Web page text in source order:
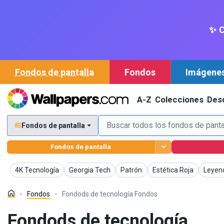
✨
Fondos de pantalla Fondos
A-Z Colecciones
Fondos de pantalla
Fondos de pantalla
4K Tecnología
Fondos Georgia Tech
Fondos Patrón
Fondos Estética Roja
Fondos
Fondos Fondods de tecnología Fondos